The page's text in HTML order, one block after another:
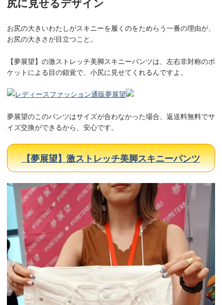
お尻の大きいわたしがスキニーを履くのをためらう一番の理由が、
お尻の大きさが目立つこと。
【夢展望】の激ストレッチ美脚スキニーパンツは、左右非対称のポ
ケットによる目の錯覚で、小尻に見せてくれるんですよ。
夢展望のこのパンツはサイズが合わなかった場合、返送料無料でサ
イズ交換ができるから、安心です。
【夢展望】激ストレッチ美脚スキニーパンツ